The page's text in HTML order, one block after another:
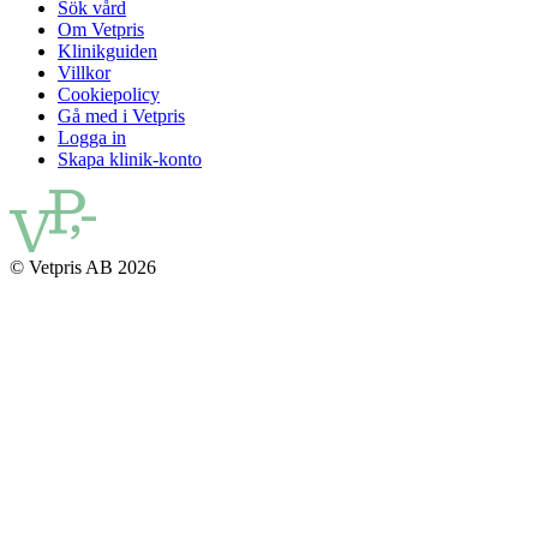
Sök vård
Om Vetpris
Klinikguiden
Villkor
Cookiepolicy
Gå med i Vetpris
Logga in
Skapa klinik-konto
© Vetpris AB 2026